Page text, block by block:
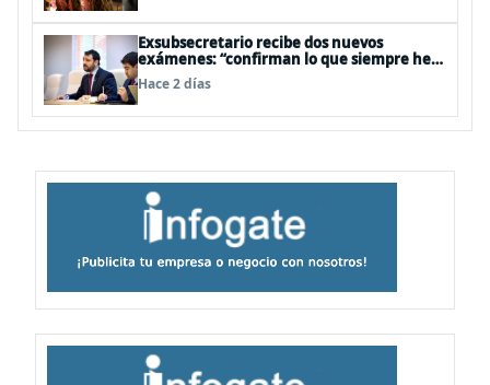
Exsubsecretario recibe dos nuevos
exámenes: “confirman lo que siempre he
dicho que no consumo droga”
Hace 2 días